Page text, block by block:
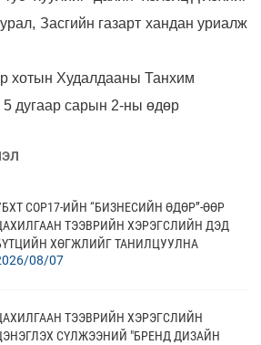
Засгийн газарт хандан уриалж
хотын Худалдааны Танхим
дугаар сарын 2-ны өдөр
COP17-ИЙН “БИЗНЕСИЙН ӨДӨР”-ӨӨР
ТЭЭВРИЙН ХЭРЭГСЛИЙН ДЭД
ХӨГЖЛИЙГ ТАНИЛЦУУЛНА
08/07
ТЭЭВРИЙН ХЭРЭГСЛИЙН
СҮЛЖЭЭНИЙ "БРЕНД ДИЗАЙН